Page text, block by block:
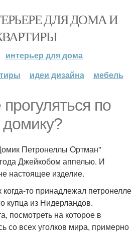
ДЛЯ ДОМА И
интерьер для дома
идеи дизайна мебель
по
домику?
Петронеллы Ортман"
Джейкобом аппелью. И
настоящее изделие.
то принадлежал петронелле
купца из Нидерландов.
посмотреть на которое в
со всех уголков мира, примерно